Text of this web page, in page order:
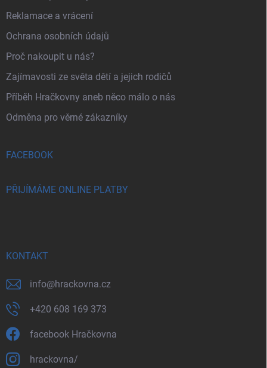
Reklamace a vrácení
Ochrana osobních údajů
Proč nakoupit u nás?
Zajímavosti ze světa dětí a jejich rodičů
Příběh Hračkovny aneb něco málo o nás
Odměna pro věrné zákazníky
FACEBOOK
PŘIJÍMÁME ONLINE PLATBY
KONTAKT
info@hrackovna.cz
+420 608 169 373
facebook Hračkovna
hrackovna/